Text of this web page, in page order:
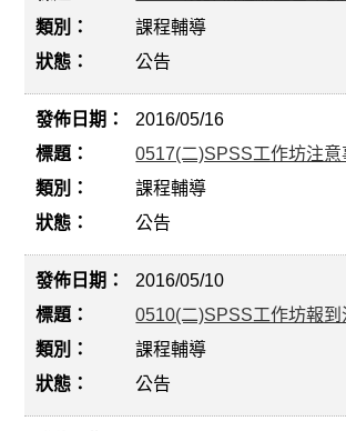
課程輔導
公告
2016/05/16
0517(二)SPSS工作坊注意
課程輔導
公告
2016/05/10
0510(二)SPSS工作坊報到
課程輔導
公告